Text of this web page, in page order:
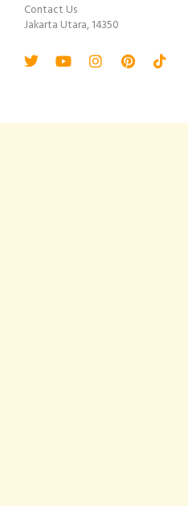
Contact Us
Jakarta Utara, 14350
TwitterYoutubeInstagram
PinterestTiktok